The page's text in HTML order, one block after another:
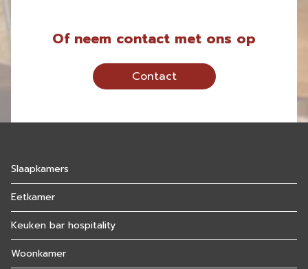
Of neem contact met ons op
Contact
Slaapkamers
Eetkamer
Keuken bar hospitality
Woonkamer